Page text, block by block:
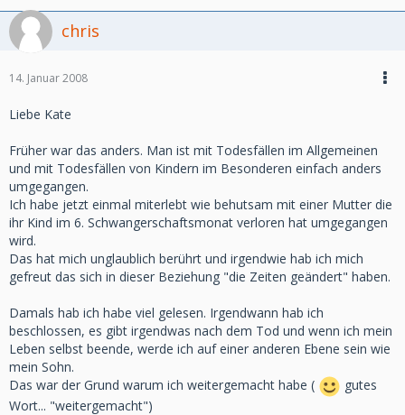
chris
14. Januar 2008
Liebe Kate
Früher war das anders. Man ist mit Todesfällen im Allgemeinen
und mit Todesfällen von Kindern im Besonderen einfach anders
umgegangen.
Ich habe jetzt einmal miterlebt wie behutsam mit einer Mutter die
ihr Kind im 6. Schwangerschaftsmonat verloren hat umgegangen
wird.
Das hat mich unglaublich berührt und irgendwie hab ich mich
gefreut das sich in dieser Beziehung "die Zeiten geändert" haben.
Damals hab ich habe viel gelesen. Irgendwann hab ich
beschlossen, es gibt irgendwas nach dem Tod und wenn ich mein
Leben selbst beende, werde ich auf einer anderen Ebene sein wie
mein Sohn.
Das war der Grund warum ich weitergemacht habe (
gutes
Wort... "weitergemacht")